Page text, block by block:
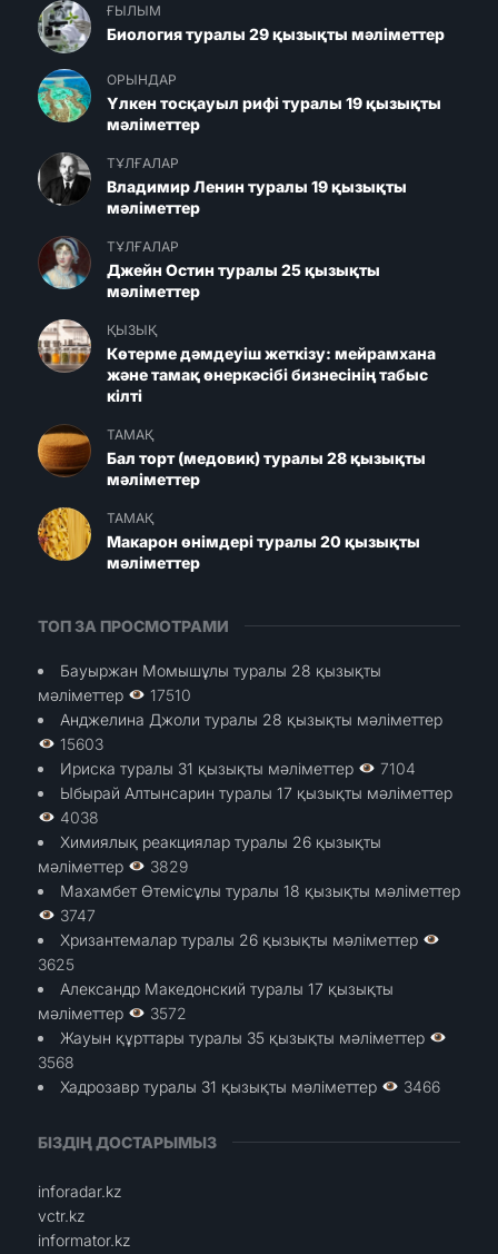
ҒЫЛЫМ
Биология туралы 29 қызықты мәліметтер
ОРЫНДАР
Үлкен тосқауыл рифі туралы 19 қызықты
мәліметтер
ТҰЛҒАЛАР
Владимир Ленин туралы 19 қызықты
мәліметтер
ТҰЛҒАЛАР
Джейн Остин туралы 25 қызықты
мәліметтер
ҚЫЗЫҚ
Көтерме дәмдеуіш жеткізу: мейрамхана
және тамақ өнеркәсібі бизнесінің табыс
кілті
ТАМАҚ
Бал торт (медовик) туралы 28 қызықты
мәліметтер
ТАМАҚ
Макарон өнімдері туралы 20 қызықты
мәліметтер
ТОП ЗА ПРОСМОТРАМИ
Бауыржан Момышұлы туралы 28 қызықты
мәліметтер
17510
Анджелина Джоли туралы 28 қызықты мәліметтер
15603
Ириска туралы 31 қызықты мәліметтер
7104
Ыбырай Алтынсарин туралы 17 қызықты мәліметтер
4038
Химиялық реакциялар туралы 26 қызықты
мәліметтер
3829
Махамбет Өтемісұлы туралы 18 қызықты мәліметтер
3747
Хризантемалар туралы 26 қызықты мәліметтер
3625
Александр Македонский туралы 17 қызықты
мәліметтер
3572
Жауын құрттары туралы 35 қызықты мәліметтер
3568
Хадрозавр туралы 31 қызықты мәліметтер
3466
БІЗДІҢ ДОСТАРЫМЫЗ
inforadar.kz
vctr.kz
informator.kz